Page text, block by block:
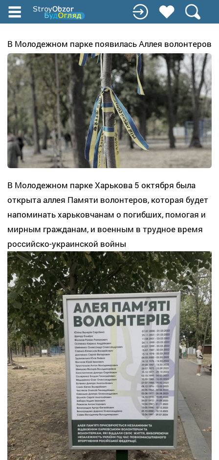
Перейти
содержанию
В Молодежном парке появилась Аллея волонтеров
В Молодежном парке Харькова 5 октября была
открыта аллея Памяти волонтеров, которая будет
напоминать харьковчанам о погибших, помогая и
мирным гражданам, и военным в трудное время
российско-украинской войны